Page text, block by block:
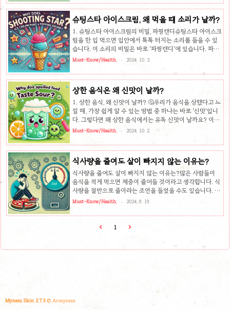
따라 천천히 이동하면서 식도 점막과 위벽에도 흡수되어 알
빨대로 마시지 마세요! 🚫위스키처럼 도수가 높은 술을 빨대
로 마시면, 술이 성대를 직접 자극하면서 목에 통증을 일으킬
수 있어요. 또한, 고농도의 알코올이 성대를 손상시킬 수 있
기 때문에 빨대로 도수가 높은 술을 마시는 것은 피하는 것
이 좋습니다.3. 원샷의 위험성 ❗술을 한 번에 들이키는 '..
슈팅스타 아이스크림, 왜 먹을 때 소리가 날까?
1. 슈팅스타 아이스크림의 비밀, 파핑캔디슈팅스타 아이스크
림을 한 입 먹으면 입안에서 톡톡 터지는 소리를 들을 수 있
습니다. 이 소리의 비밀은 바로 '파핑캔디'에 있습니다. 파핑
캔디는 우리가 슈팅스타 아이스크림을 먹을 때 느끼는 톡톡
터지는 소리와 느낌의 주인공입니다. 그렇다면 이 파핑캔디
는 어떻게 작동하는 것일까요? 2. 파핑캔디의 작동 원리 🔬
는 액체 상태의 사탕을 녹인 후 높은 압력을 가해 이산화탄소
를 녹여서 만들어진 과학적인 간식입니다. 이 과정을 통해 사
탕 속에 이산화탄소가 가득 차게 됩니다.파핑캔디를 만들 때
는 이 액체 상태의 사탕에 엄청난 압력을 가해 이산화탄소를
주입하는데요, 이때 이산화탄소는 사탕 속에 녹아 들어갑니
Must-Know/Health. 2024. 10. 3.
상한 음식은 왜 신맛이 날까?
1. 상한 음식, 왜 신맛이 날까? 🤔우리가 음식을 상했다고 느
낄 때, 가장 쉽게 알 수 있는 방법 중 하나는 바로 '신맛'입니
다. 그렇다면 왜 상한 음식에서는 유독 신맛이 날까요? 이는
미생물의 대사 작용으로 인해 유기물이 분해되면서 산
이 신맛은 미생물들이 자신의 생존을 위해 영양분을 소비하
의 차이 🦠부패와 발효는 사실 매우 유사한 과정입니다. 미
생물의 대사 작용으로 유기물이 분해되는 현상이기 때문인
데요. 그럼 부패와 발효의 차이점은 무엇일까요?부패: 인간
이 원하지 않는 결과로 나타나는 미생물의 대사 작용입니다.
음식이 썩고 신맛이나 악취를 발생시키는 현상이 대표적인
Must-Know/Health. 2024. 10. 2.
식사량을 줄여도 살이 빠지지 않는 이유는?
식사량을 줄여도 살이 빠지지 않는 이유는?많은 사람들이
음식을 적게 먹으면 체중이 줄어들 것이라고 생각합니다. 식
사량을 절반으로 줄이라는 조언을 들었을 수도 있습니다. 하
지만 왜 살이 빠지지 않을까요? 이 글에서는 단순히 음식을
적 요인들을 설명합니다.1. 칼로리 흡수에 대한 오해사람들
은 보통 자신이 섭취한 모든 음식이 몸에 완전히 흡수된다고
가 섭취한 칼로리의 일부분만이 체내에 흡수됩니다. 예를 들
어, 100칼로리를 섭취했을 때, 실제로는 그 중 50칼로리만
의 종류에 따라 달라집니다.이런 오해로 인해 음식을 줄이기
Must-Know/Health. 2024. 9. 19.
1
Mynem Skin 2.7.3© Armynem